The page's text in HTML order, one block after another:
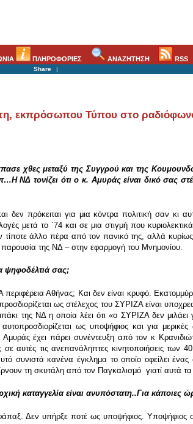
ΠΛΗΡΟΦΟΡΙΕΣ ΑΝΑΖΗΤΗΣΗ RSS
Share |
εκπρόσωπου Τύπου στο
χθες μεταξύ της Συγγρού και της
ΝΔ τονίζει ότι ο κ. Αμυράς είναι δικό σας
δεν πρόκειται για μια κόντρα πολιτική σαν κι
μετά το ΄74 και σε μια στιγμή που
τίποτε άλλο πέρα από τον πανικό της, αλλά
παρουσία της ΝΔ – στην εφαρμογή του Μνημονίου.
ψηφοδέλτιά σας;
περιφέρεια Αθήνας; Και δεν είναι κρυφό.
ως στέλεχος του ΣΥΡΙΖΑ είναι
της ΝΔ η οποία λέει ότι «ο ΣΥΡΙΖΑ δεν
αυτοπροσδιορίζεται ως υποψήφιος και για
έχει πάρει συνέντευξη από τον κ
αυτές τις ανεπανάληπτες κινητοποιήσεις
συνιστά κανένα έγκλημα το οποίο οφείλει
τη σκυτάλη από τον Παγκαλισμό γιατί αυτά
καταγγελία είναι ανυπόστατη..Για
Δεν υπήρξε ποτέ ως υποψήφιος. Υποψήφιος